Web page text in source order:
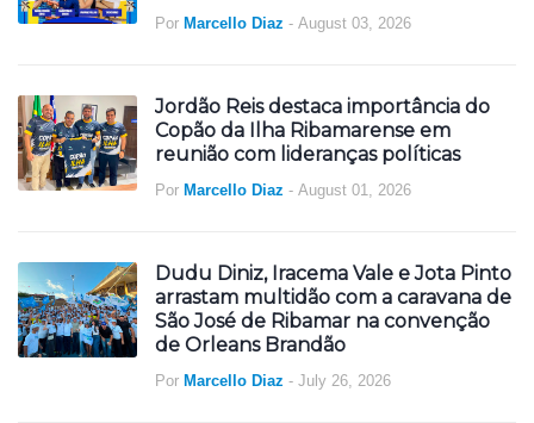
Por Marcello Diaz - August 03, 2026
Jordão Reis destaca importância do
Copão da Ilha Ribamarense em
reunião com lideranças políticas
Por Marcello Diaz - August 01, 2026
Dudu Diniz, Iracema Vale e Jota Pinto
arrastam multidão com a caravana de
São José de Ribamar na convenção
de Orleans Brandão
Por Marcello Diaz - July 26, 2026